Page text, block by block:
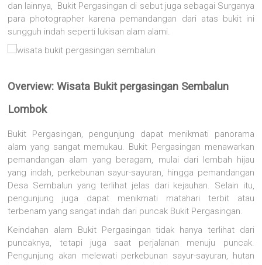
dan lainnya, Bukit Pergasingan di sebut juga sebagai Surganya
para photographer karena pemandangan dari atas bukit ini
sungguh indah seperti lukisan alam alami.
Overview: Wisata Bukit pergasingan Sembalun
Lombok
Bukit Pergasingan, pengunjung dapat menikmati panorama
alam yang sangat memukau. Bukit Pergasingan menawarkan
pemandangan alam yang beragam, mulai dari lembah hijau
yang indah, perkebunan sayur-sayuran, hingga pemandangan
Desa Sembalun yang terlihat jelas dari kejauhan. Selain itu,
pengunjung juga dapat menikmati matahari terbit atau
terbenam yang sangat indah dari puncak Bukit Pergasingan.
Keindahan alam Bukit Pergasingan tidak hanya terlihat dari
puncaknya, tetapi juga saat perjalanan menuju puncak.
Pengunjung akan melewati perkebunan sayur-sayuran, hutan